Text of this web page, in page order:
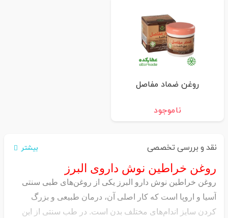
روغن ضماد مفاصل
ناموجود
نقد و بررسی تخصصی بیشتر
روغن خراطین نوش داروی البرز
روغن خراطین نوش دارو البرز یکی از روغن‌های طبی سنتی
آسیا و اروپا است که کار اصلی آن، درمان طبیعی و بزرگ
کردن سایز اندام‌های مختلف بدن است. در طب سنتی از این